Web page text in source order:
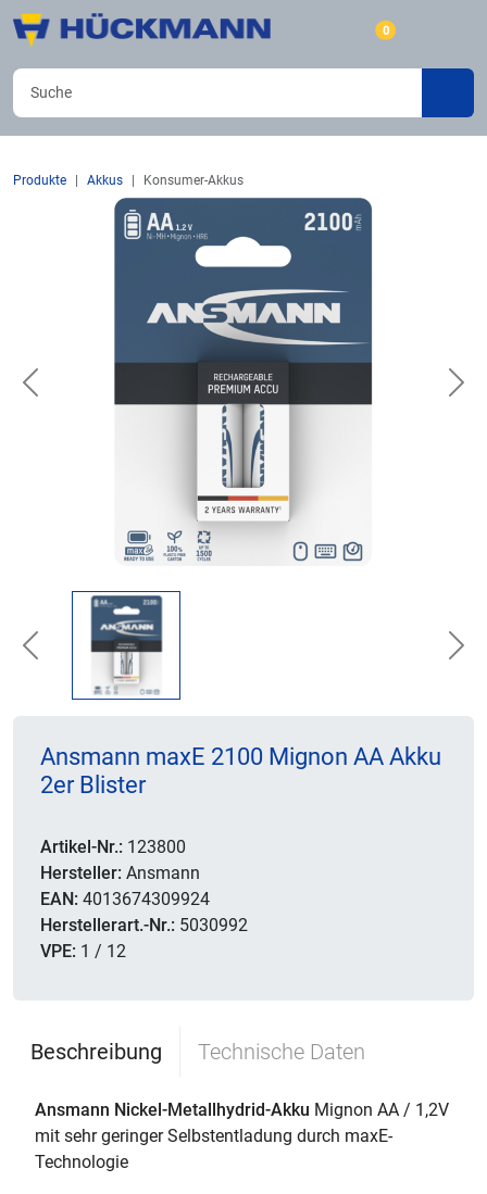
0
Produkte Akkus Konsumer-Akkus
Previous
Previous
Ansmann maxE 2100 Mignon AA Akku
2er Blister
Artikel-Nr.: 123800
Hersteller: Ansmann
EAN: 4013674309924
Herstellerart.-Nr.: 5030992
VPE: 1 / 12
Beschreibung Technische Daten
Ansmann Nickel-Metallhydrid-Akku Mignon AA / 1,2V
mit sehr geringer Selbstentladung durch maxE-
Technologie